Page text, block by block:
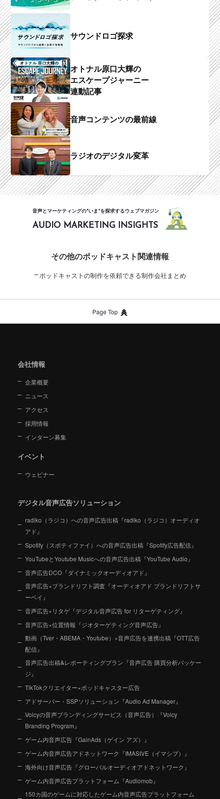
サウンドロゴ探求
オトナル原口大輝の
エスケープジャーニー
連動記事
音声コンテンツの最前線
ラジオのデジタル変革
音声とマーケティングの"いま"を探求するウェブマガジン
AUDIO MARKETING INSIGHTS
その他のポッドキャスト関連情報
ポッドキャストの制作を依頼できる制作会社まとめ
Page Top
会社情報
企業概要
ニュース
アクセス
採用情報
インターン募集
イベント
ウェビナー
デジタル音声広告ソリューション
radiko（ラジコ）への音声広告出稿『radiko（ラジコ）オーディオ
アド』
Spotify（スポティファイ）への音声広告出稿『Spotify広告配信』
YouTubeとYoutube Musicへの音声広告出稿『YouTube Audio』
音声広告DCO『ダイナミックオーディオアド』
音声広告×ブランドリフト調査『オーディオアド ブランドリフトサ
ーベイ』
音声広告×リタゲ『デジタル音声広告 for リターゲティング』
音声広告×位置情報『ジオターゲティング音声広告』
動画（Tver・ABEMA・Youtube）×音声広告を連携出稿『OTT広告
配信』
音声広告出稿&レポーティングプラン『音声広告 購買分析パッケー
ジ』
TikTokクリエイター×ポッドキャスター広告
アドサーバー・SSPソリューション『Audio Ad Manager』
Voicyの音声ブランディングサービス（音声広告）『Voicy
Branding Program』
ゲーム内音声広告『GainAds（ゲイン アズ）』
ゲーム内音声広告アドネットワーク『IMASIVE（イマシブ）』
海外向け音声広告『グローバルオーディオアドネットワーク』
ゲーム内音声広告プラットフォーム『Audiomob』
150カ国のゲームに対応したゲーム内音声広告プラットフォーム